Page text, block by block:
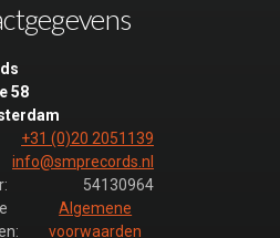
58
+31 (0)20 2051139
info@smprecords.nl
54130964
Algemene
voorwaarden